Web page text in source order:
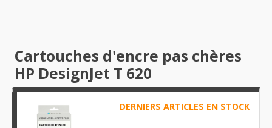
Cartouches d'encre pas chères
HP DesignJet T 620
DERNIERS ARTICLES EN STOCK